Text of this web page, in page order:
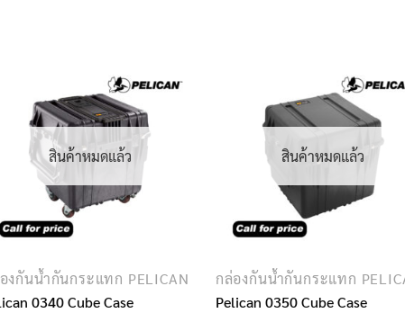
สินค้าหมดแล้ว
งกันน้ำกันกระแทก PELICAN
0340 Cube Case
สินค้าหมดแล้ว
กล่องกันน้ำกันกระแทก
Pelican 0350 Cube Case